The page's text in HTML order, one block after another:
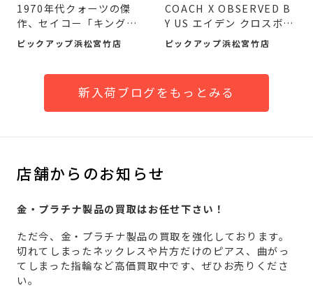
1970年代クォーツの傑
作、セイコー「キングク
ォーツ 4823-812...
ピックアップ浜松宮竹店
COACH X OBSERVED B
Y US エイデン クロスボデ
ィバッグが入荷...
ピックアップ浜松宮竹店
新入荷ブログをもっとみる
店舗からのお知らせ
金・プラチナ製品の買取はお任せ下さい！
ただ今、金・プラチナ製品の買取を強化しております。
切れてしまったネックレスや片方だけのピアス、曲がっ
てしまった指輪など高価買取中です、ぜひお売りくださ
い。